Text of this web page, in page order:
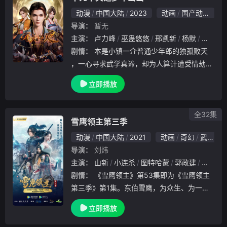
动漫 中国大陆 2023 动画
国产动漫
导演：
暂无
主演：
卢力峰 巫蛊悠悠 邢凯新 杨默
刘若班
剧情：
，一心寻求武学真谛，却为人算计遭受情劫，
被迫卷入武林纷争，因魔的身份为世人所误解
，为了生存苦苦挣扎，逐渐觉醒前世记忆，走
立即播放
雪鹰领主第三季
动漫 中国大陆 2021 动画 奇幻 武侠
导演：
刘炜
主演：
山新 小连杀 图特哈蒙 郭政建
杨天翔
剧情：
第三季》第1集。东伯雪鹰，为众生、为一方
太平，攻魔神、袭五大恶魔将军、直剿魔神会
，与夏族超凡们逼退魔神巫神双煞，一同守护
立即播放
全32集